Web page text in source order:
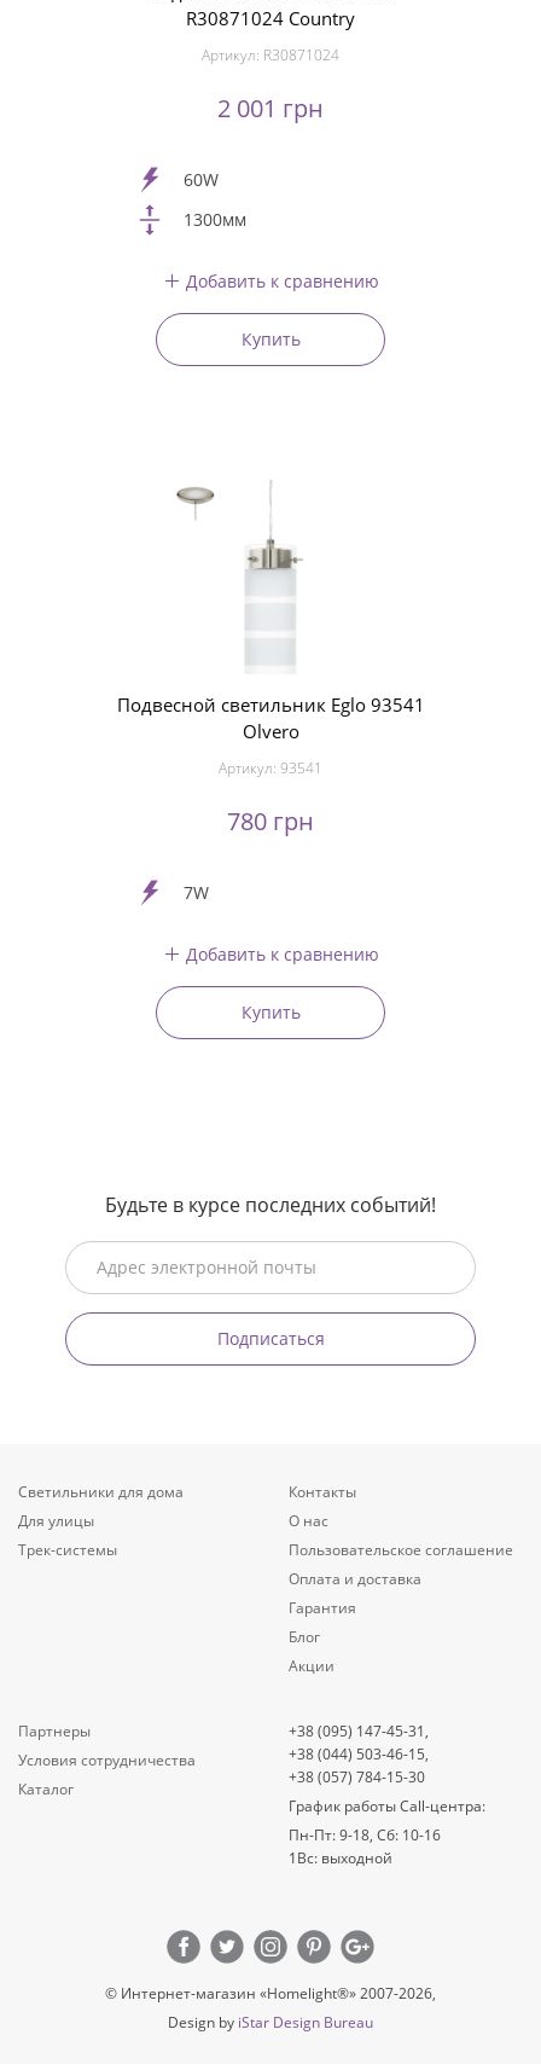
R30871024 Country
Артикул: R30871024
2 001 грн
60W
1300мм
Добавить к сравнению
Купить
Подвесной светильник Eglo 93541
Olvero
Артикул: 93541
780 грн
7W
Добавить к сравнению
Купить
Будьте в курсе последних событий!
Подписаться
Светильники для дома
Для улицы
Трек-системы
Контакты
О нас
Пользовательское соглашение
Оплата и доставка
Гарантия
Блог
Акции
Партнеры
Условия сотрудничества
Каталог
+38 (095) 147-45-31,
+38 (044) 503-46-15,
+38 (057) 784-15-30
График работы Call-центра:
Пн-Пт: 9-18, Сб: 10-16
1Вс: выходной
© Интернет-магазин «Homelight®» 2007-2026,
Design by iStar Design Bureau